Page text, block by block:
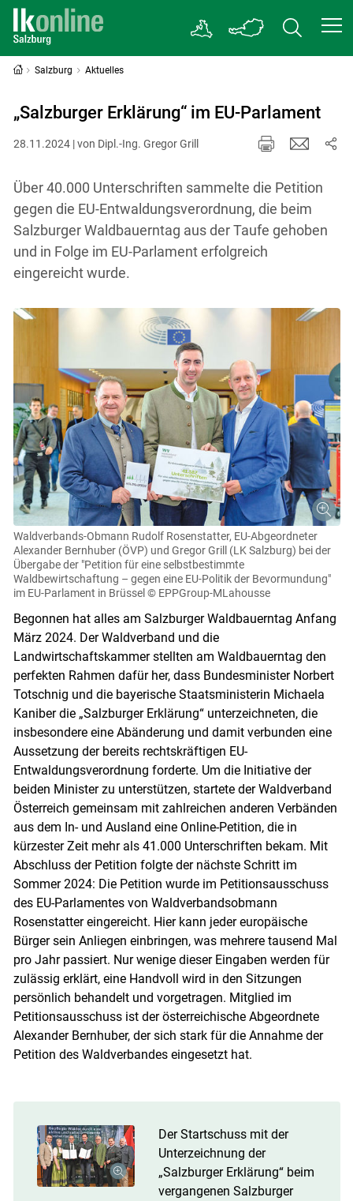
Skip to main content
Salzburg Aktuelles
„Salzburger Erklärung“ im EU-Parlament
28.11.2024 | von Dipl.-Ing. Gregor Grill
Über 40.000 Unterschriften sammelte die Petition
gegen die EU-Entwaldungsverordnung, die beim
Salzburger Waldbauerntag aus der Taufe gehoben
und in Folge im EU-Parlament erfolgreich
eingereicht wurde.
Waldverbands-Obmann Rudolf Rosenstatter, EU-Abgeordneter
Alexander Bernhuber (ÖVP) und Gregor Grill (LK Salzburg) bei der
Übergabe der "Petition für eine selbstbestimmte
Waldbewirtschaftung – gegen eine EU-Politik der Bevormundung"
im EU-Parlament in Brüssel © EPPGroup-MLahousse
Begonnen hat alles am Salzburger Waldbauerntag Anfang
März 2024. Der Waldverband und die
Landwirtschaftskammer stellten am Waldbauerntag den
perfekten Rahmen dafür her, dass Bundesminister Norbert
Totschnig und die bayerische Staatsministerin Michaela
Kaniber die „Salzburger Erklärung“ unterzeichneten, die
insbesondere eine Abänderung und damit verbunden eine
Aussetzung der bereits rechtskräftigen EU-
Entwaldungsverordnung forderte. Um die Initiative der
beiden Minister zu unterstützen, startete der Waldverband
Österreich gemeinsam mit zahlreichen anderen Verbänden
aus dem In- und Ausland eine Online-Petition, die in
kürzester Zeit mehr als 41.000 Unterschriften bekam. Mit
Abschluss der Petition folgte der nächste Schritt im
Sommer 2024: Die Petition wurde im Petitionsausschuss
des EU-Parlamentes von Waldverbandsobmann
Rosenstatter eingereicht. Hier kann jeder europäische
Bürger sein Anliegen einbringen, was mehrere tausend Mal
pro Jahr passiert. Nur wenige dieser Eingaben werden für
zulässig erklärt, eine Handvoll wird in den Sitzungen
persönlich behandelt und vorgetragen. Mitglied im
Petitionsausschuss ist der österreichische Abgeordnete
Alexander Bernhuber, der sich stark für die Annahme der
Petition des Waldverbandes eingesetzt hat.
Der Startschuss mit der
Unterzeichnung der
„Salzburger Erklärung“ beim
vergangenen Salzburger